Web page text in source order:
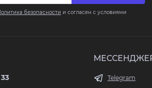
безопасности и согласен с условиями
Telegram